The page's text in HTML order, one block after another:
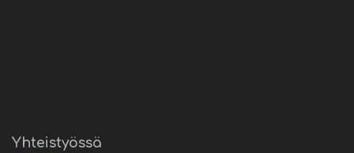
Yhteistyössä